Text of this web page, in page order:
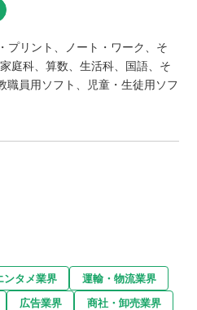
プリント、ノート・ワーク、そ
庭科、算数、生活科、国語、そ
員用ソフト、児童・生徒用ソフ
ンタメ業界
運輸・物流業界
広告業界
商社・卸売業界